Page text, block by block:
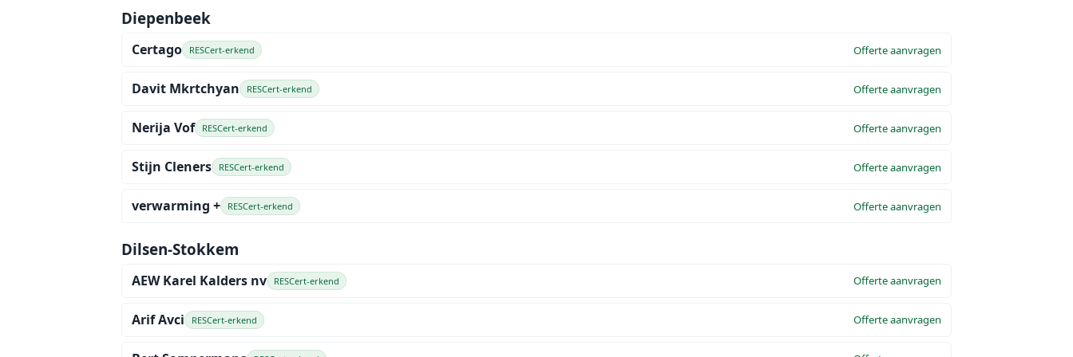
Diepenbeek
Certago RESCert-erkend Offerte aanvragen
Davit Mkrtchyan RESCert-erkend Offerte aanvragen
Nerija Vof RESCert-erkend Offerte aanvragen
Stijn Cleners RESCert-erkend Offerte aanvragen
verwarming + RESCert-erkend Offerte aanvragen
Dilsen-Stokkem
AEW Karel Kalders nv RESCert-erkend Offerte aanvragen
Arif Avci RESCert-erkend Offerte aanvragen